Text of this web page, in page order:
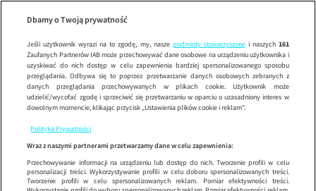
Wypróbuj aplikację mobilną
Korzystaj z łatwiejszej nawigacji i ciesz się szybszym
Dbamy o Twoją prywatność
Jeśli użytkownik wyrazi na to zgodę, my, nasze podmioty stowarzyszonei naszych 161
Zaufanych Partnerów IAB może przechowywać dane osobowe na urządzeniu użytkownika i
uzyskiwać do nich dostęp w celu zapewnienia bardziej spersonalizowanego sposobu
przeglądania. Odbywa się to poprzez przetwarzanie danych osobowych zebranych z
danych przeglądania przechowywanych w plikach cookie. Użytkownik może
udzielić/wycofać zgodę i sprzeciwić się przetwarzaniu w oparciu o uzasadniony interes w
dowolnym momencie, klikając przycisk „Ustawienia plików cookie i reklam”.
Polityka Prywatności
Wraz z naszymi partnerami przetwarzamy dane w celu zapewnienia:
Przechowywanie informacji na urządzeniu lub dostęp do nich. Tworzenie profili w celu
personalizacji treści. Wykorzystywanie profili w celu doboru spersonalizowanych treści.
Tworzenie profili w celu spersonalizowanych reklam. Pomiar efektywności treści.